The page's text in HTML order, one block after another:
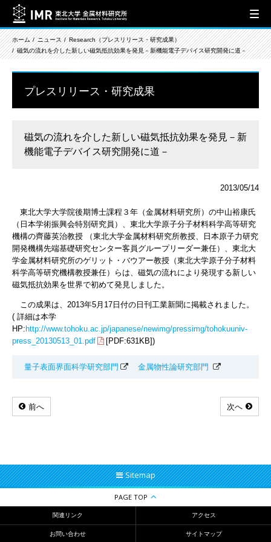
ホーム ニュース
Research（プレスリリース・研究成果）
磁気の流れを介した新しい磁気抵抗効果を発見－新機能電子デバイス研究開発に道－
プレスリリース・研究成果
磁気の流れを介した新しい磁気抵抗効果を発見－新
機能電子デバイス研究開発に道－
2013/05/14
東北大学大学院後期博士課程３年（金属材料研究所）の中山裕康氏
（日本学術振興会特別研究員）、東北大学原子分子材料科学高等研究
機構の齊藤英治教授 （東北大学金属材料研究所教授、日本原子力研究
開発機構先端基礎研究センター客員グループリーダー兼任）、東北大
学金属材料研究所のゲリット・バウアー教授（東北大学原子分子材料
科学高等研究機構教授兼任）らは、磁気の流れにより発現する新しい
磁気抵抗効果を世界で初めて発見しました。
この成果は、2013年5月17日付の日刊工業新聞に掲載されました。
( 詳細は本学
HP: http://www.tohoku.ac.jp/japanese/newimg/pressimg/tohokuuniv-
press_20130513_01.pdf
[PDF:631KB])
量子表面界面科学研究部門 金属物性論研究部門
前へ 次へ
Sitemap
PAGE TOP
関連リンク アクセス
お問い合わせ サイトマップ